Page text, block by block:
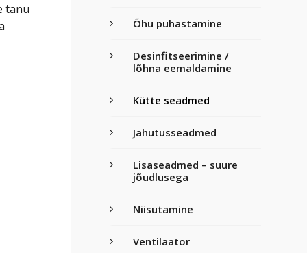
tänu
Õhu puhastamine
Desinfitseerimine /
lõhna eemaldamine
Kütte seadmed
Jahutusseadmed
Lisaseadmed – suure
jõudlusega
Niisutamine
Ventilaator